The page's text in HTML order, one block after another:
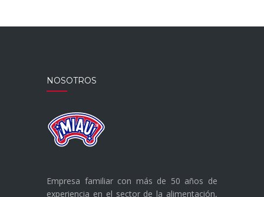
NOSOTROS
Empresa familiar con más de 50 años de
experiencia en el sector de la alimentación,